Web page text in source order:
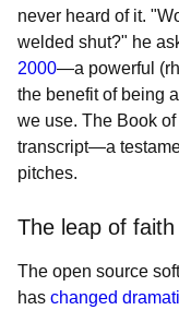
never heard of it.
welded shut?" he
2000—a powerful
the benefit of being
we use. The Book
transcript—a
pitches.
The leap of faith
The open source
has changed